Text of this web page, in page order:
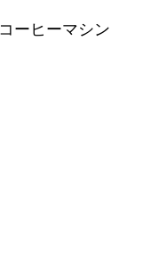
ーヒーマシン